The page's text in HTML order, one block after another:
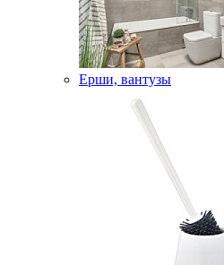
Ерши, вантузы